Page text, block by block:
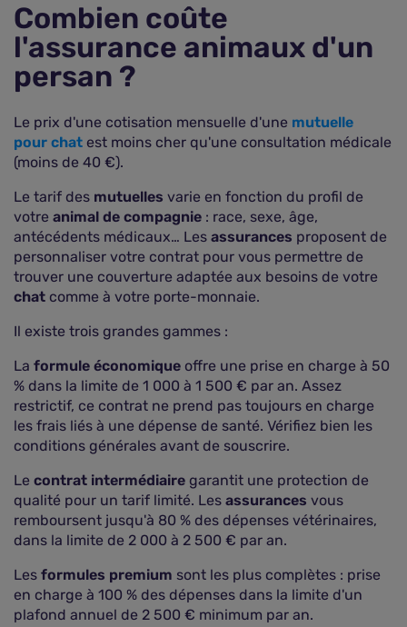
Combien coûte
l'assurance animaux d'un
persan ?
Le prix d'une cotisation mensuelle d'une mutuelle
pour chat est moins cher qu'une consultation médicale
(moins de 40 €).
Le tarif des mutuelles varie en fonction du profil de
votre animal de compagnie : race, sexe, âge,
antécédents médicaux… Les assurances proposent de
personnaliser votre contrat pour vous permettre de
trouver une couverture adaptée aux besoins de votre
chat comme à votre porte-monnaie.
Il existe trois grandes gammes :
La formule économique offre une prise en charge à 50
% dans la limite de 1 000 à 1 500 € par an. Assez
restrictif, ce contrat ne prend pas toujours en charge
les frais liés à une dépense de santé. Vérifiez bien les
conditions générales avant de souscrire.
Le contrat intermédiaire garantit une protection de
qualité pour un tarif limité. Les assurances vous
remboursent jusqu'à 80 % des dépenses vétérinaires,
dans la limite de 2 000 à 2 500 € par an.
Les formules premium sont les plus complètes : prise
en charge à 100 % des dépenses dans la limite d'un
plafond annuel de 2 500 € minimum par an.